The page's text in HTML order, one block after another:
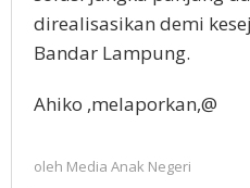
direalisasikan demi
Bandar Lampung.
Ahiko ,melaporkan,@
oleh Media Anak Negeri